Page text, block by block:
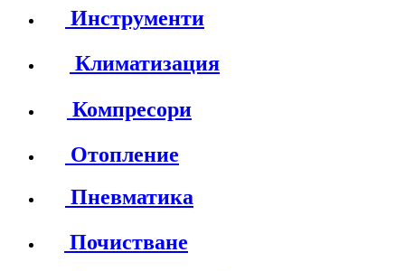
Инструменти
Климатизация
Компресори
Отопление
Пневматика
Почистване